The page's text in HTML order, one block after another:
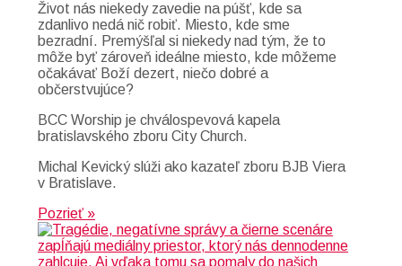
Život nás niekedy zavedie na púšť, kde sa
zdanlivo nedá nič robiť. Miesto, kde sme
bezradní. Premýšľal si niekedy nad tým, že to
môže byť zároveň ideálne miesto, kde môžeme
očakávať Boží dezert, niečo dobré a
občerstvujúce?
BCC Worship je chválospevová kapela
bratislavského zboru City Church.
Michal Kevický slúži ako kazateľ zboru BJB Viera
v Bratislave.
Pozrieť »